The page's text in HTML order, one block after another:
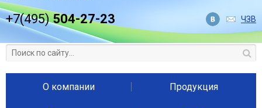
+7(495)504-27-23 ЧЗВ
О компании Продукция